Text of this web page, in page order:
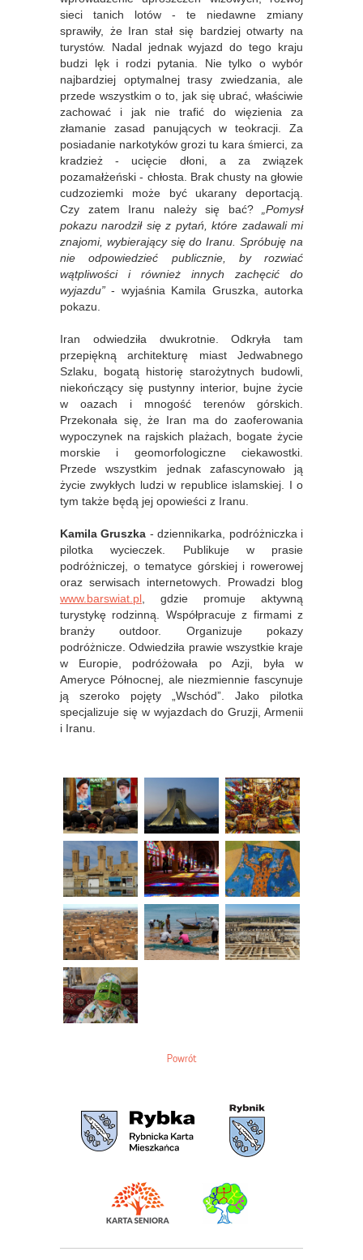
sieci tanich lotów - te niedawne zmiany
sprawiły, że Iran stał się bardziej otwarty na
turystów. Nadal jednak wyjazd do tego kraju
budzi lęk i rodzi pytania. Nie tylko o wybór
najbardziej optymalnej trasy zwiedzania, ale
przede wszystkim o to, jak się ubrać, właściwie
zachować i jak nie trafić do więzienia za
złamanie zasad panujących w teokracji. Za
posiadanie narkotyków grozi tu kara śmierci, za
kradzież - ucięcie dłoni, a za związek
pozamałżeński - chłosta. Brak chusty na głowie
cudzoziemki może być ukarany deportacją.
Czy zatem Iranu należy się bać?
„Pomysł
pokazu narodził się z pytań, które zadawali mi
znajomi, wybierający się do Iranu. Spróbuję na
nie odpowiedzieć publicznie, by rozwiać
wątpliwości i również innych zachęcić do
wyjazdu”- wyjaśnia Kamila Gruszka, autorka
pokazu.
Iran odwiedziła dwukrotnie. Odkryła tam
przepiękną architekturę miast Jedwabnego
Szlaku, bogatą historię starożytnych budowli,
niekończący się pustynny interior, bujne życie
w oazach i mnogość terenów górskich.
Przekonała się, że Iran ma do zaoferowania
wypoczynek na rajskich plażach, bogate życie
morskie i geomorfologiczne ciekawostki.
Przede wszystkim jednak zafascynowało ją
życie zwykłych ludzi w republice islamskiej. I o
tym także będą jej opowieści z Iranu.
Kamila Gruszka - dziennikarka, podróżniczka i
pilotka wycieczek. Publikuje w prasie
podróżniczej, o tematyce górskiej i rowerowej
oraz serwisach internetowych. Prowadzi blog
www.barswiat.pl , gdzie promuje aktywną
turystykę rodzinną. Współpracuje z firmami z
branży outdoor. Organizuje pokazy
podróżnicze. Odwiedziła prawie wszystkie kraje
w Europie, podróżowała po Azji, była w
Ameryce Północnej, ale niezmiennie fascynuje
ją szeroko pojęty „Wschód”. Jako pilotka
specjalizuje się w wyjazdach do Gruzji, Armenii
i Iranu.
Powrót